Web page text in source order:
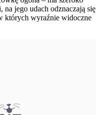
na jego udach odznaczają się
których wyraźnie widoczne